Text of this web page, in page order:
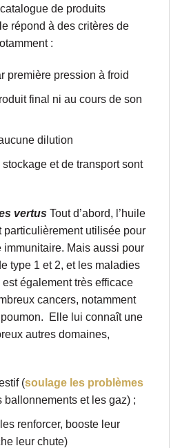
de produits
répond à des critères de
:
première pression à froid
final ni au cours de son
dilution
et de transport sont
vertus Tout d’abord, l’huile
particulièrement utilisée pour
immunitaire. Mais aussi pour
type 1 et 2, et les maladies
est également très efficace
cancers, notamment
Elle lui connaît une
autres domaines,
(soulage les problèmes
ballonnements et les gaz) ;
renforcer, booste leur
leur chute)